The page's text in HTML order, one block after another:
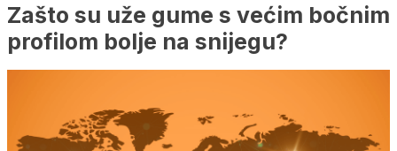
Zašto su uže gume s većim bočnim
profilom bolje na snijegu?